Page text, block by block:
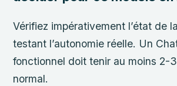
Vérifiez impérativement l’état de
testant l’autonomie réelle. Un
fonctionnel doit tenir au moins 2-
normal.